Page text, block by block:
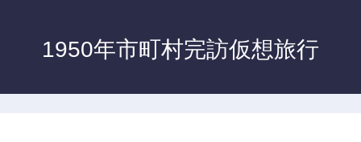
1950年市町村完訪仮想旅行